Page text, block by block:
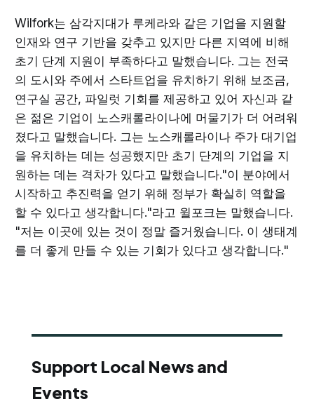
Wilfork는 삼각지대가 루케라와 같은 기업을 지원할
인재와 연구 기반을 갖추고 있지만 다른 지역에 비해
초기 단계 지원이 부족하다고 말했습니다. 그는 전국
의 도시와 주에서 스타트업을 유치하기 위해 보조금,
연구실 공간, 파일럿 기회를 제공하고 있어 자신과 같
은 젊은 기업이 노스캐롤라이나에 머물기가 더 어려워
졌다고 말했습니다. 그는 노스캐롤라이나 주가 대기업
을 유치하는 데는 성공했지만 초기 단계의 기업을 지
원하는 데는 격차가 있다고 말했습니다."이 분야에서
시작하고 추진력을 얻기 위해 정부가 확실히 역할을
할 수 있다고 생각합니다."라고 윌포크는 말했습니다.
"저는 이곳에 있는 것이 정말 즐거웠습니다. 이 생태계
를 더 좋게 만들 수 있는 기회가 있다고 생각합니다."
Support Local News and
Events